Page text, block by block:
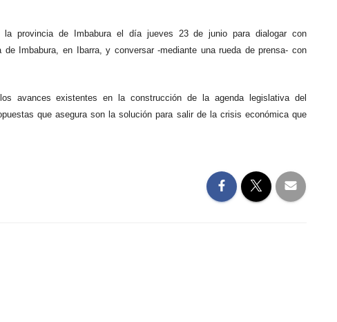
provincia de Imbabura el día jueves 23 de junio para dialogar con
Imbabura, en Ibarra, y conversar -mediante una rueda de prensa- con
avances existentes en la construcción de la agenda legislativa del
que asegura son la solución para salir de la crisis económica que